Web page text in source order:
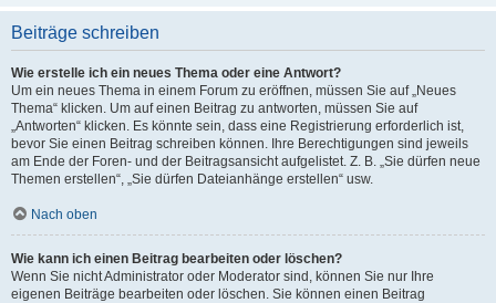
Beiträge schreiben
Wie erstelle ich ein neues Thema oder eine Antwort?
Um ein neues Thema in einem Forum zu eröffnen, müssen Sie auf „Neues
Thema“ klicken. Um auf einen Beitrag zu antworten, müssen Sie auf
„Antworten“ klicken. Es könnte sein, dass eine Registrierung erforderlich ist,
bevor Sie einen Beitrag schreiben können. Ihre Berechtigungen sind jeweils
am Ende der Foren- und der Beitragsansicht aufgelistet. Z. B. „Sie dürfen neue
Themen erstellen“, „Sie dürfen Dateianhänge erstellen“ usw.
Nach oben
Wie kann ich einen Beitrag bearbeiten oder löschen?
Wenn Sie nicht Administrator oder Moderator sind, können Sie nur Ihre
eigenen Beiträge bearbeiten oder löschen. Sie können einen Beitrag